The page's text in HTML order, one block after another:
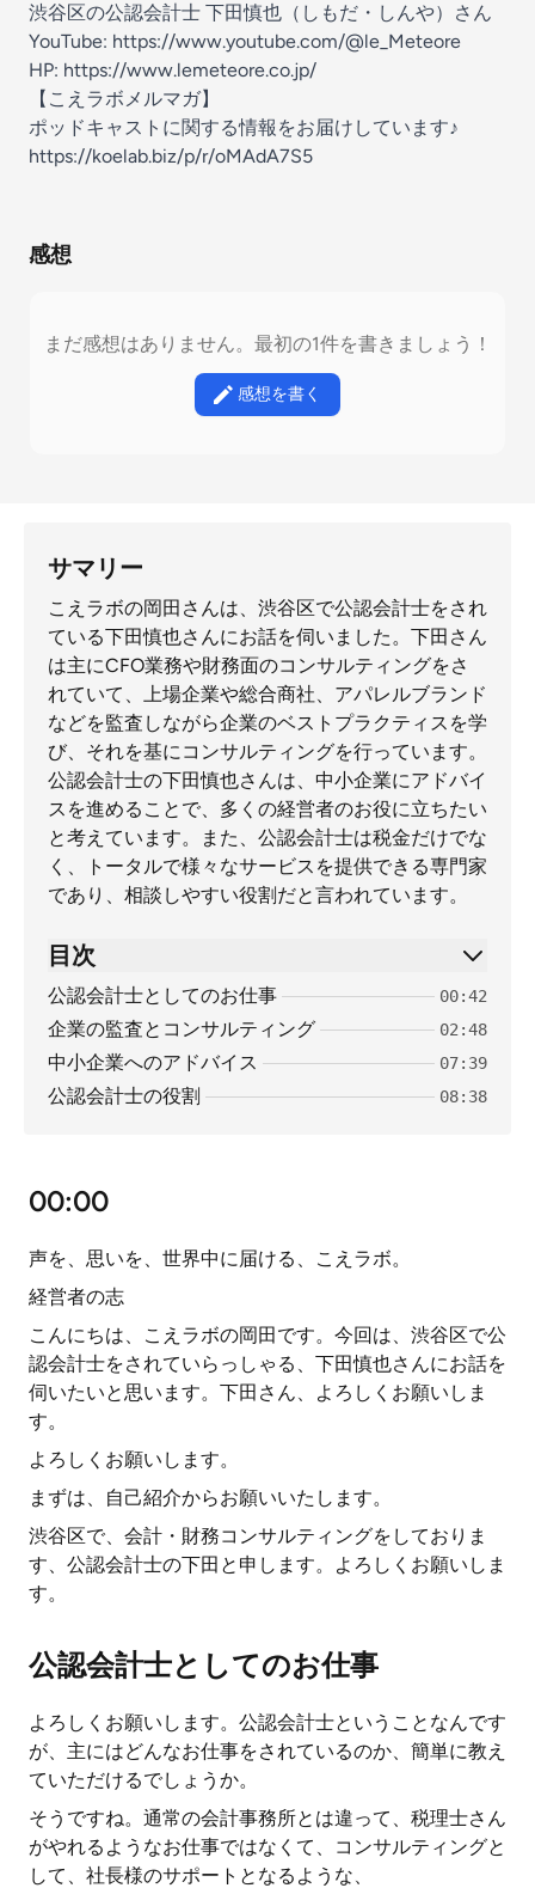
渋谷区の公認会計士 下田慎也（しもだ・しんや）さん
YouTube: https://www.youtube.com/@le_Meteore
HP: https://www.lemeteore.co.jp/
【こえラボメルマガ】
ポッドキャストに関する情報をお届けしています♪
https://koelab.biz/p/r/oMAdA7S5
感想
まだ感想はありません。最初の1件を書きましょう！
感想を書く
サマリー
こえラボの岡田さんは、渋谷区で公認会計士をされ
ている下田慎也さんにお話を伺いました。下田さん
は主にCFO業務や財務面のコンサルティングをさ
れていて、上場企業や総合商社、アパレルブランド
などを監査しながら企業のベストプラクティスを学
び、それを基にコンサルティングを行っています。
公認会計士の下田慎也さんは、中小企業にアドバイ
スを進めることで、多くの経営者のお役に立ちたい
と考えています。また、公認会計士は税金だけでな
く、トータルで様々なサービスを提供できる専門家
であり、相談しやすい役割だと言われています。
目次
公認会計士としてのお仕事 00:42
企業の監査とコンサルティング 02:48
中小企業へのアドバイス 07:39
公認会計士の役割 08:38
00:00
声を、思いを、世界中に届ける、こえラボ。
経営者の志
こんにちは、こえラボの岡田です。今回は、渋谷区で公
認会計士をされていらっしゃる、下田慎也さんにお話を
伺いたいと思います。下田さん、よろしくお願いしま
す。
よろしくお願いします。
まずは、自己紹介からお願いいたします。
渋谷区で、会計・財務コンサルティングをしておりま
す、公認会計士の下田と申します。よろしくお願いしま
す。
公認会計士としてのお仕事
よろしくお願いします。公認会計士ということなんです
が、主にはどんなお仕事をされているのか、簡単に教え
ていただけるでしょうか。
そうですね。通常の会計事務所とは違って、税理士さん
がやれるようなお仕事ではなくて、コンサルティングと
して、社長様のサポートとなるような、